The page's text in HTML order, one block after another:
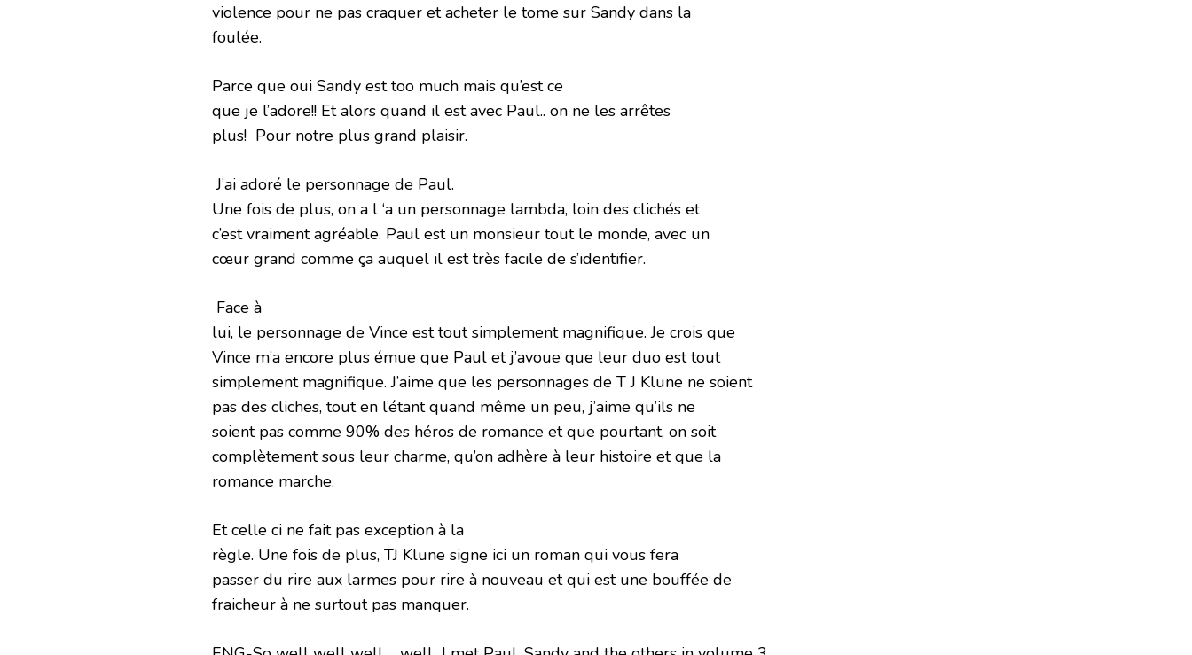
violence pour ne pas craquer et acheter le tome sur Sandy dans la
foulée.
Parce que oui Sandy est too much mais qu’est ce
que je l’adore!! Et alors quand il est avec Paul.. on ne les arrêtes
plus! Pour notre plus grand plaisir.
J’ai adoré le personnage de Paul.
Une fois de plus, on a l ‘a un personnage lambda, loin des clichés et
c’est vraiment agréable. Paul est un monsieur tout le monde, avec un
cœur grand comme ça auquel il est très facile de s’identifier.
Face à
lui, le personnage de Vince est tout simplement magnifique. Je crois que
Vince m’a encore plus émue que Paul et j’avoue que leur duo est tout
simplement magnifique. J’aime que les personnages de T J Klune ne soient
pas des cliches, tout en l’étant quand même un peu, j’aime qu’ils ne
soient pas comme 90% des héros de romance et que pourtant, on soit
complètement sous leur charme, qu’on adhère à leur histoire et que la
romance marche.
Et celle ci ne fait pas exception à la
règle. Une fois de plus, TJ Klune signe ici un roman qui vous fera
passer du rire aux larmes pour rire à nouveau et qui est une bouffée de
fraicheur à ne surtout pas manquer.